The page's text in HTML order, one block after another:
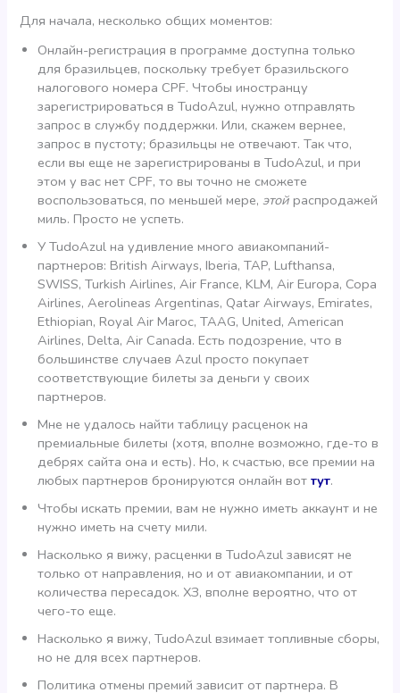
Для начала, несколько общих моментов:
Онлайн-регистрация в программе доступна только
для бразильцев, поскольку требует бразильского
налогового номера CPF. Чтобы иностранцу
зарегистрироваться в TudoAzul, нужно отправлять
запрос в службу поддержки. Или, скажем вернее,
запрос в пустоту; бразильцы не отвечают. Так что,
если вы еще не зарегистрированы в TudoAzul, и при
этом у вас нет CPF, то вы точно не сможете
воспользоваться, по меньшей мере, этойраспродажей
миль. Просто не успеть.
У TudoAzul на удивление много авиакомпаний-
партнеров: British Airways, Iberia, TAP, Lufthansa,
SWISS, Turkish Airlines, Air France, KLM, Air Europa, Copa
Airlines, Aerolineas Argentinas, Qatar Airways, Emirates,
Ethiopian, Royal Air Maroc, TAAG, United, American
Airlines, Delta, Air Canada. Есть подозрение, что в
большинстве случаев Azul просто покупает
соответствующие билеты за деньги у своих
партнеров.
Мне не удалось найти таблицу расценок на
премиальные билеты (хотя, вполне возможно, где-то в
дебрях сайта она и есть). Но, к счастью, все премии на
любых партнеров бронируются онлайн воттут.
Чтобы искать премии, вам не нужно иметь аккаунт и не
нужно иметь на счету мили.
Насколько я вижу, расценки в TudoAzul зависят не
только от направления, но и от авиакомпании, и от
количества пересадок. ХЗ, вполне вероятно, что от
чего-то еще.
Насколько я вижу, TudoAzul взимает топливные сборы,
но не для всех партнеров.
Политика отмены премий зависит от партнера. В